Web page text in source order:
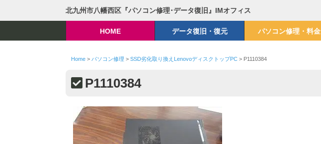
北九州市八幡西区『パソコン修理･データ復旧』IMオフィス
HOME データ復旧・復元 パソコン修理・料金
Home> パソコン修理 > SSD劣化取り換えLenovoディスクトップPC> P1110384
P1110384